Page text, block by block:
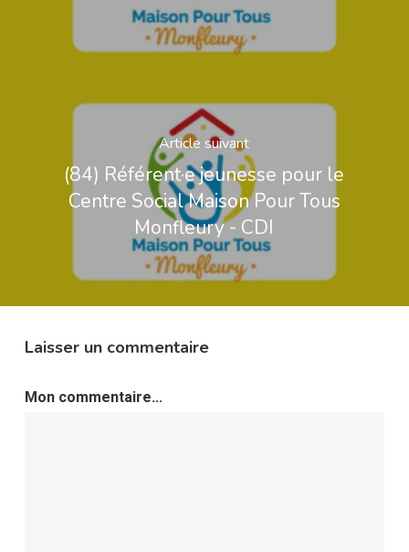
Article suivant
(84) Référent·e jeunesse pour le
Centre Social Maison Pour Tous
Monfleury - CDI
Laisser un commentaire
Mon commentaire...